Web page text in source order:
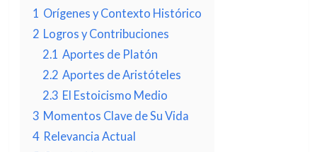
1 Orígenes y Contexto Histórico
2 Logros y Contribuciones
2.1 Aportes de Platón
2.2 Aportes de Aristóteles
2.3 El Estoicismo Medio
3 Momentos Clave de Su Vida
4 Relevancia Actual